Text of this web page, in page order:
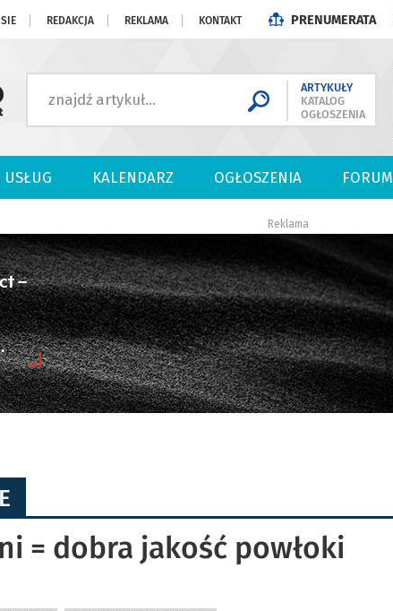
REDAKCJA REKLAMA KONTAKT PRENUMERATA
ARTYKUŁY
KATALOG
OGŁOSZENIA
USŁUG KALENDARZ OGŁOSZENIA FORUM
Reklama
= dobra jakość powłoki